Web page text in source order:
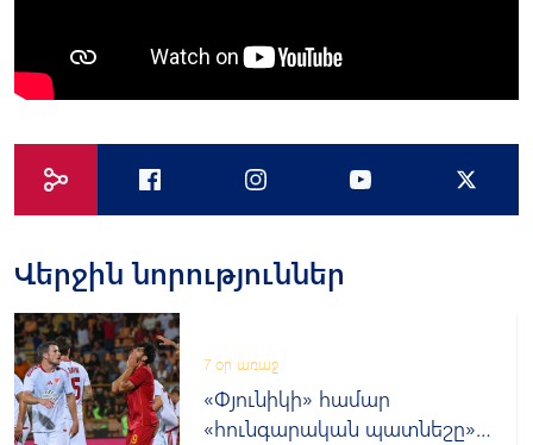
Վերջին նորություններ
7 օր առաջ
«Փյունիկի» համար
«հունգարական պատնեշը»